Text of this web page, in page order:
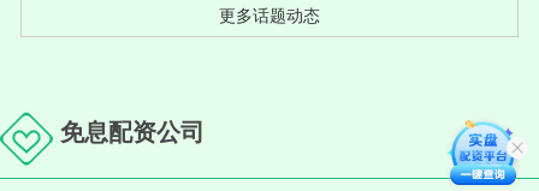
更多话题动态
免息配资公司